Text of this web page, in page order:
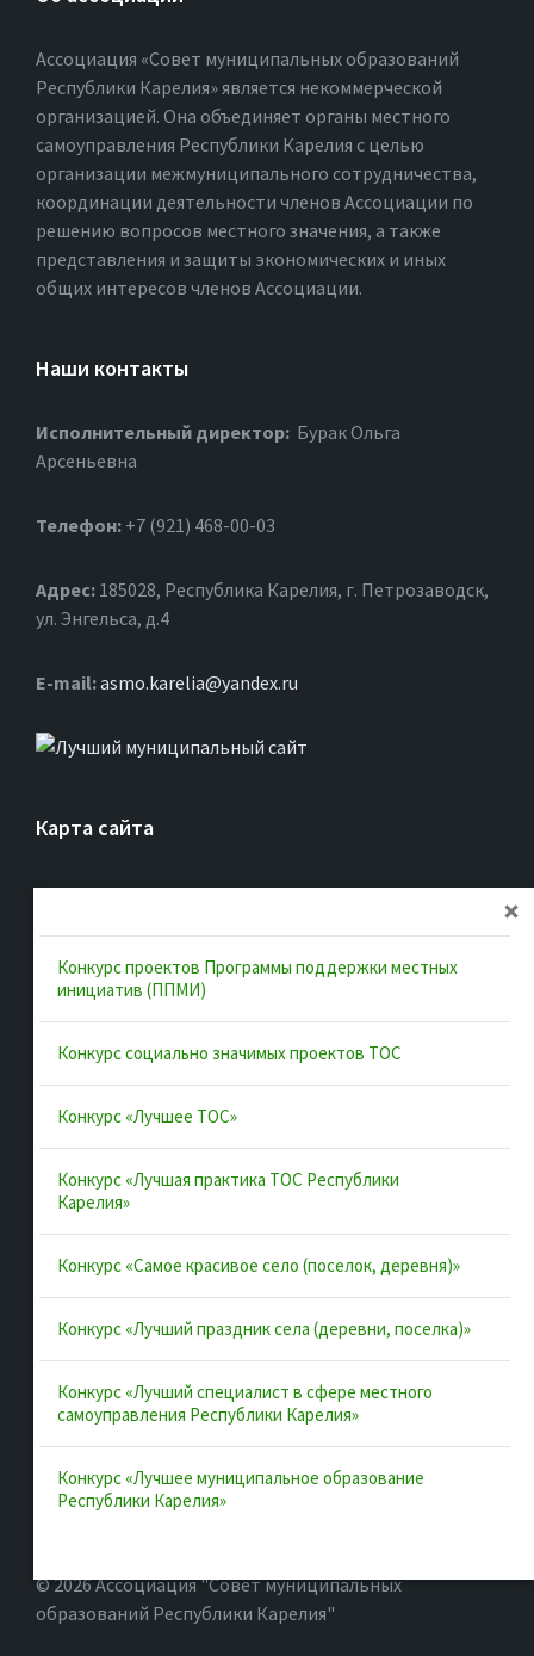
Ассоциация «Совет муниципальных образований
Республики Карелия» является некоммерческой
организацией. Она объединяет органы местного
самоуправления Республики Карелия с целью
организации межмуниципального сотрудничества,
координации деятельности членов Ассоциации по
решению вопросов местного значения, а также
представления и защиты экономических и иных
общих интересов членов Ассоциации.
Наши контакты
Исполнительный директор: Бурак Ольга
Арсеньевна
Телефон: +7 (921) 468-00-03
Адрес: 185028, Республика Карелия, г. Петрозаводск,
ул. Энгельса, д.4
Е-mail:asmo.karelia@yandex.ru
Карта сайта
Об ассоциации
Документы
Муниципальные образования
Конкурсы и лучшие практики
Контакты
Полезные ссылки
Интернет-портал Республики Карелия
Инициативы Карелии
Территориальное общественное самоуправление в
Республике Карелия
ВАРМСУ
ОАТОС
© 2026 Ассоциация "Совет муниципальных
образований Республики Карелия"
Конкурс проектов Программы поддержки местных
инициатив (ППМИ)
Конкурс социально значимых проектов ТОС
Конкурс «Лучшее ТОС»
Конкурс «Лучшая практика ТОС Республики
Карелия»
Конкурс «Самое красивое село (поселок, деревня)»
Конкурс «Лучший праздник села (деревни, поселка)»
Конкурс «Лучший специалист в сфере местного
самоуправления Республики Карелия»
Конкурс «Лучшее муниципальное образование
Республики Карелия»